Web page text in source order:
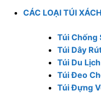
CÁC LOẠI TÚI XÁCH
Túi Chống
Túi Dây
Túi Du Lịch
Túi Đeo
Túi Đựng